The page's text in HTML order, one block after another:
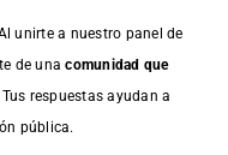
unirte a nuestro panel de
de unacomunidad que
Tus respuestas ayudan a
pública.